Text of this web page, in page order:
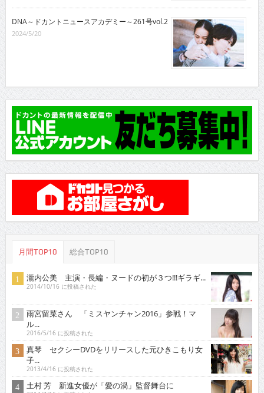
DNA～ドカントニュースアカデミー～261号vol.2
2024/5/20
月間TOP10 総合TOP10
瀧内公美 主演・長編・ヌードの初が３つ!!!ギラギ...
2014/10/16 に投稿された
雨宮留菜さん 「ミスヤンチャン2016」参戦！マ
ル...
2016/5/16 に投稿された
真琴 セクシーDVDをリリースした元ひきこもり女
子...
2013/4/16 に投稿された
土村 芳 新進女優が「愛の渦」監督舞台に